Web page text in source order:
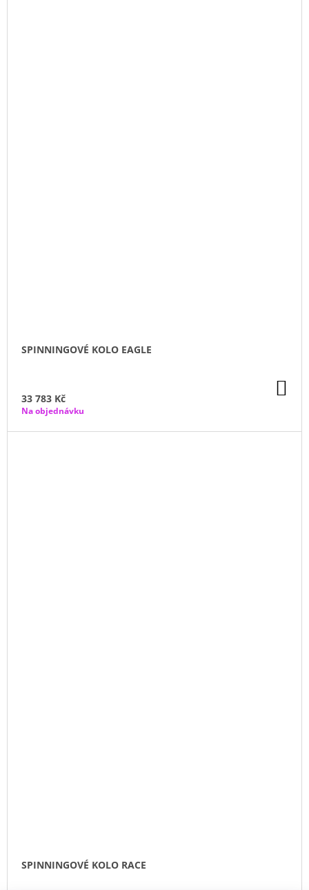
SPINNINGOVÉ KOLO EAGLE
33 783 Kč
Na objednávku
SPINNINGOVÉ KOLO RACE